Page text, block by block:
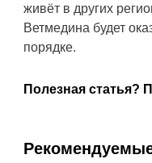
живёт в других
Ветмедина будет
порядке.
Полезная статья?